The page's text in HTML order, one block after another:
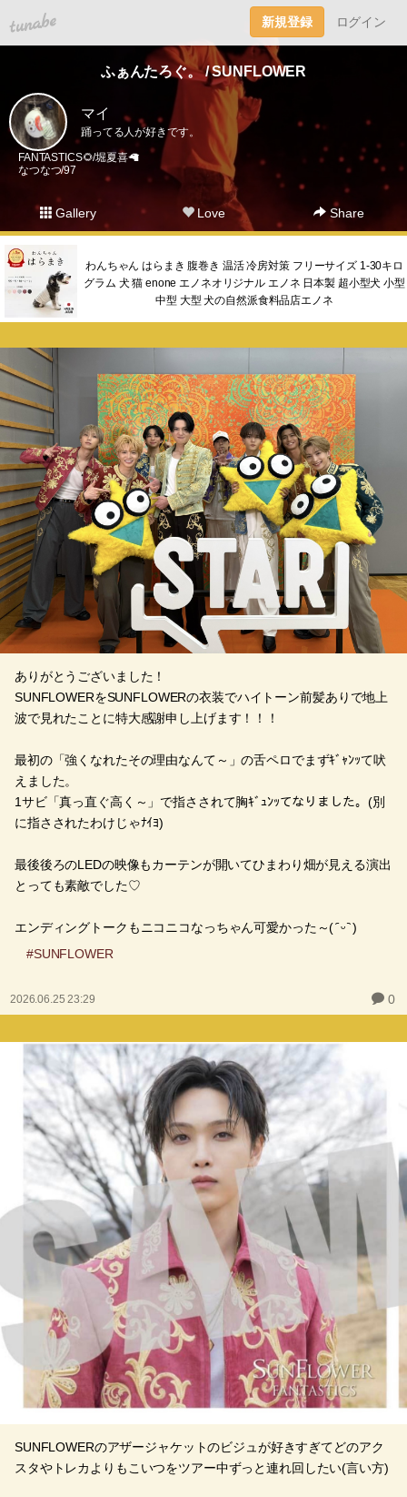
tuna.be 新規登録 ログイン
ふぁんたろぐ。 / SUNFLOWER
マイ
踊ってる人が好きです。
FANTASTICS🌻/堀夏喜🦙
なつなつ/97
Gallery Love Share
わんちゃん はらまき 腹巻き 温活 冷房対策 フリーサイズ 1-30キロ
グラム 犬 猫 enone エノネオリジナル エノネ 日本製 超小型犬 小型
中型 大型 犬の自然派食料品店エノネ
ありがとうございました！
SUNFLOWERをSUNFLOWERの衣装でハイトーン前髪ありで地上
波で見れたことに特大感謝申し上げます！！！
最初の「強くなれたその理由なんて～」の舌ペロでまずｷﾞｬﾝｯて吠
えました。
1サビ「真っ直ぐ高く～」で指さされて胸ｷﾞｭﾝｯてなりました。(別
に指さされたわけじゃﾅｲﾖ)
最後後ろのLEDの映像もカーテンが開いてひまわり畑が見える演出
とっても素敵でした♡
エンディングトークもニコニコなっちゃん可愛かった～( ᷇ ᵕ ᷆ )
#SUNFLOWER
2026.06.25 23:29 0
SUNFLOWERのアザージャケットのビジュが好きすぎてどのアク
スタやトレカよりもこいつをツアー中ずっと連れ回したい(言い方)